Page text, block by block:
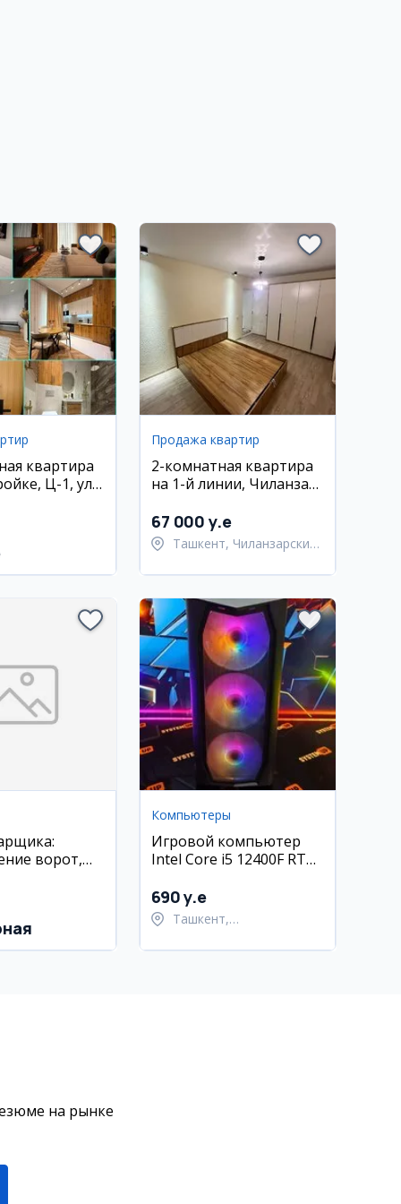
квартира
Ц-1, ул.
Продажа квартир
2-комнатная квартира
на 1-й линии, Чиланзар
67 000 y.e
Ташкент, Чиланзарский
ворот,
Компьютеры
Игровой компьютер
Intel Core i5 12400F RTX
690 y.e
Ташкент,
на рынке